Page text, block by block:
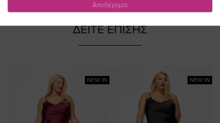
NEW IN NEW IN
ΔΕΙΤΕ ΕΠΙΣΗΣ
Αποδέχομαι